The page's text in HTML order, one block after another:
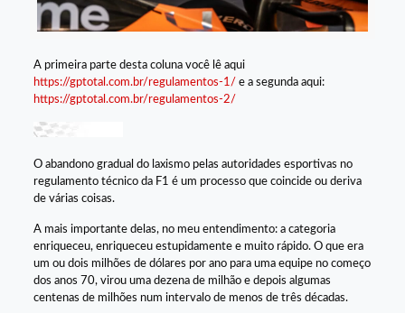
A primeira parte desta coluna você lê aqui
https://gptotal.com.br/regulamentos-1/ e a segunda aqui:
https://gptotal.com.br/regulamentos-2/
O abandono gradual do laxismo pelas autoridades esportivas no
regulamento técnico da F1 é um processo que coincide ou deriva
de várias coisas.
A mais importante delas, no meu entendimento: a categoria
enriqueceu, enriqueceu estupidamente e muito rápido. O que era
um ou dois milhões de dólares por ano para uma equipe no começo
dos anos 70, virou uma dezena de milhão e depois algumas
centenas de milhões num intervalo de menos de três décadas.